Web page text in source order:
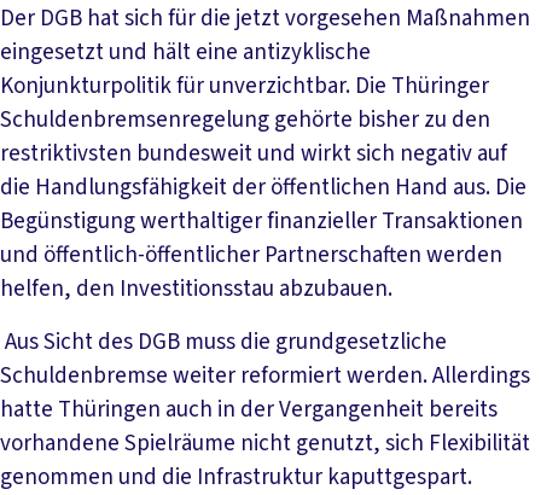
Der DGB hat sich für die jetzt vorgesehen Maßnahmen
eingesetzt und hält eine antizyklische
Konjunkturpolitik für unverzichtbar. Die Thüringer
Schuldenbremsenregelung gehörte bisher zu den
restriktivsten bundesweit und wirkt sich negativ auf
die Handlungsfähigkeit der öffentlichen Hand aus. Die
Begünstigung werthaltiger finanzieller Transaktionen
und öffentlich-öffentlicher Partnerschaften werden
helfen, den Investitionsstau abzubauen.
Aus Sicht des DGB muss die grundgesetzliche
Schuldenbremse weiter reformiert werden. Allerdings
hatte Thüringen auch in der Vergangenheit bereits
vorhandene Spielräume nicht genutzt, sich Flexibilität
genommen und die Infrastruktur kaputtgespart.